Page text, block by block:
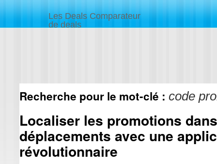
Les Deals Comparateur
de deals
Recherche pour le mot-clé : code
Localiser les promotions
déplacements avec une
révolutionnaire